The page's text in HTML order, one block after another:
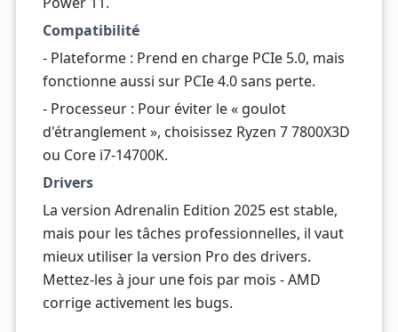
Compatibilité
- Plateforme : Prend en charge PCIe 5.0, mais
fonctionne aussi sur PCIe 4.0 sans perte.
- Processeur : Pour éviter le « goulot
d'étranglement », choisissez Ryzen 7 7800X3D
ou Core i7-14700K.
Drivers
La version Adrenalin Edition 2025 est stable,
mais pour les tâches professionnelles, il vaut
mieux utiliser la version Pro des drivers.
Mettez-les à jour une fois par mois - AMD
corrige activement les bugs.